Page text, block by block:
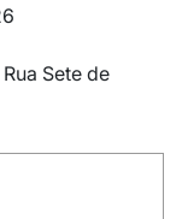
Sete de